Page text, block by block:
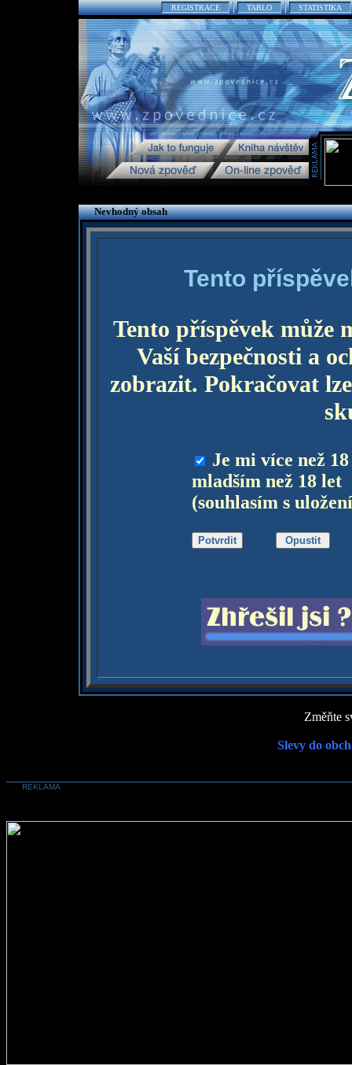
REGISTRACE TABLO STATISTIKA
Nevhodný obsah
Tento
Tento příspěvek může
Vaší bezpečnosti a
zobrazit. Pokračovat
Je mi více než
mladším než 18 let
(souhlasím s
Změňte
Slevy do
REKLAMA